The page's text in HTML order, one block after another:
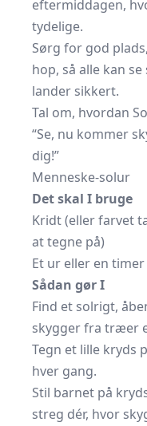
eftermiddagen,
tydelige.
Sørg for god
hop, så alle kan
lander sikkert.
Tal om, hvordan
“Se, nu kommer
dig!”
Menneske-solur
Det skal I bruge
Kridt (eller farvet
at tegne på)
Et ur eller en
Sådan gør I
Find et solrigt,
skygger fra træer
Tegn et lille kryds
hver gang.
Stil barnet på
streg dér, hvor